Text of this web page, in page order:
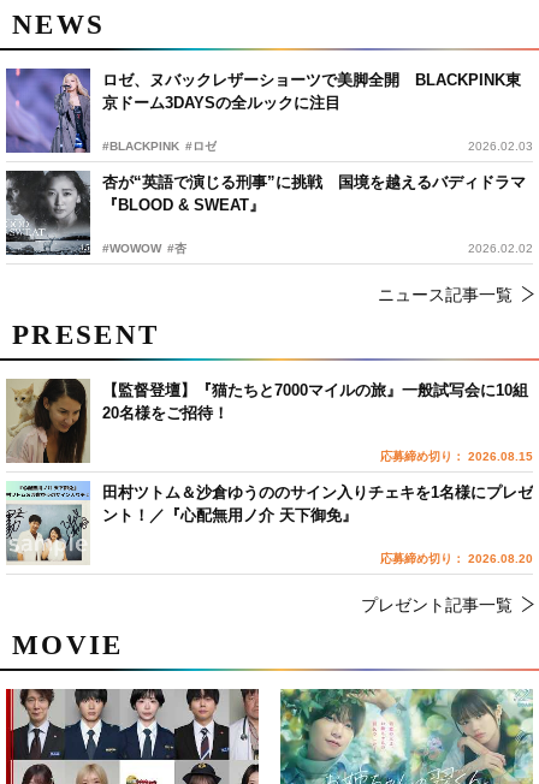
NEWS
ロゼ、ヌバックレザーショーツで美脚全開 BLACKPINK東
京ドーム3DAYSの全ルックに注目
#BLACKPINK #ロゼ 2026.02.03
杏が“英語で演じる刑事”に挑戦 国境を越えるバディドラマ
『BLOOD & SWEAT』
#WOWOW #杏 2026.02.02
ニュース記事一覧
MOVIE
PRESENT
【監督登壇】『猫たちと7000マイルの旅』一般試写会に10組
20名様をご招待！
応募締め切り： 2026.08.15
田村ツトム＆沙倉ゆうののサイン入りチェキを1名様にプレゼ
ント！／『心配無用ノ介 天下御免』
応募締め切り： 2026.08.20
プレゼント記事一覧